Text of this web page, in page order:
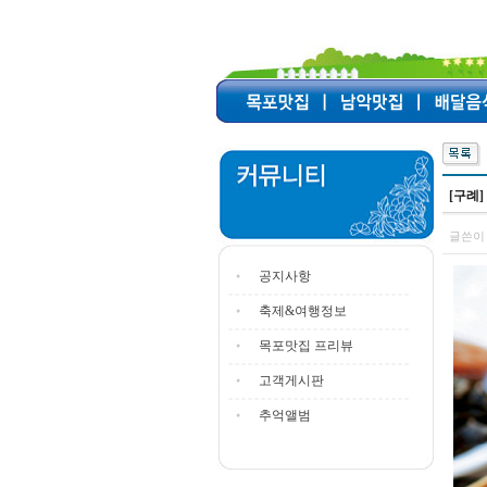
공지사항
축제&여행정보
목포맛집 프리뷰
고객게시판
추억앨범
[구례]
글쓴이